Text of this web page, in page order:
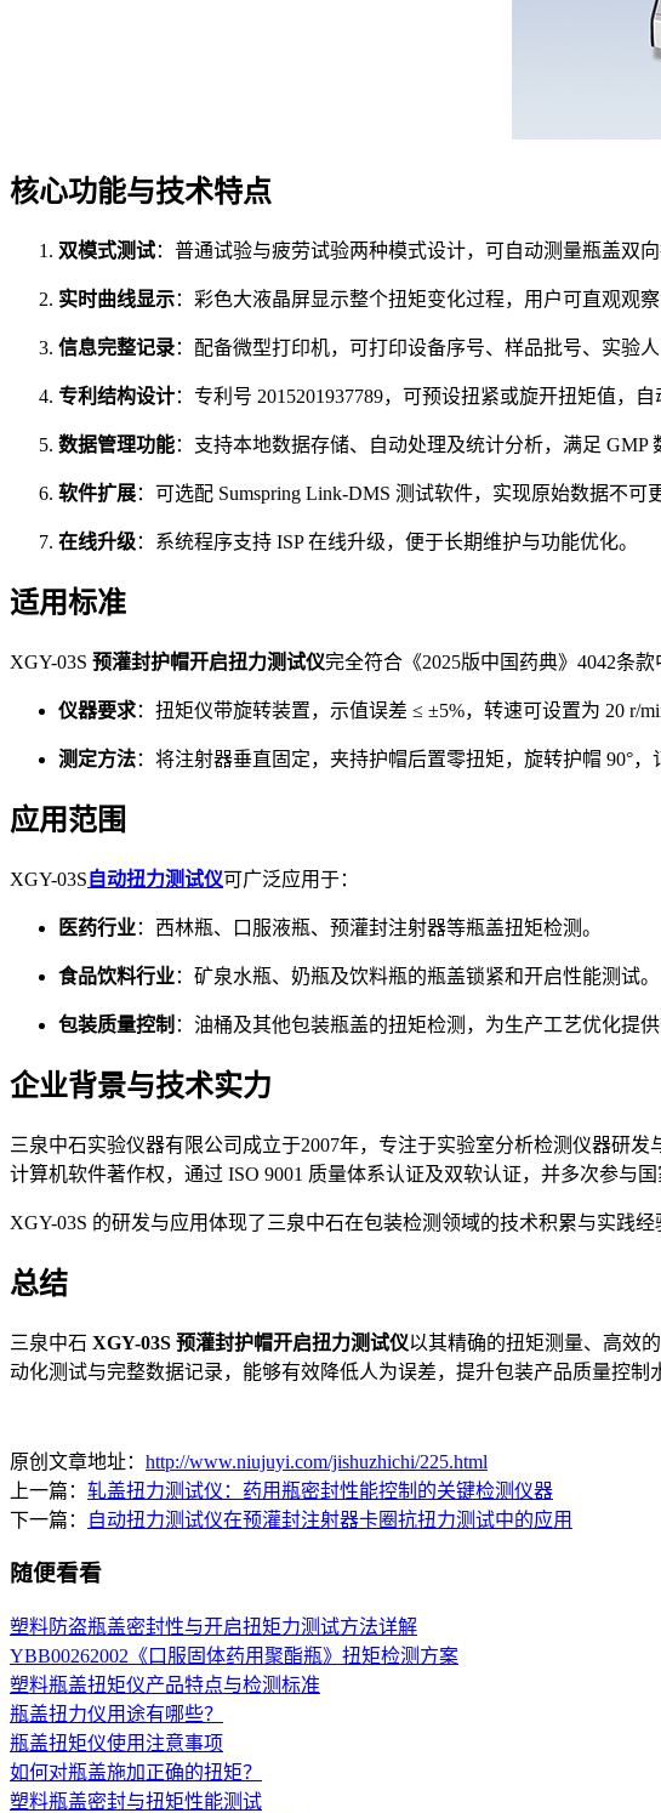
核心功能与技术特点
双模式测试：普通试验与疲劳试验两种模式设计，可自动测量瓶盖双向
实时曲线显示：彩色大液晶屏显示整个扭矩变化过程，用户可直观观察
信息完整记录：配备微型打印机，可打印设备序号、样品批号、实验
专利结构设计：专利号 2015201937789，可预设扭紧或旋开扭矩值，
数据管理功能：支持本地数据存储、自动处理及统计分析，满足 GMP
软件扩展：可选配 Sumspring Link-DMS 测试软件，实现原始数据不可
在线升级：系统程序支持 ISP 在线升级，便于长期维护与功能优化。
适用标准
XGY-03S 预灌封护帽开启扭力测试仪完全符合《2025版中国药典》4042条
仪器要求：扭矩仪带旋转装置，示值误差 ≤ ±5%，转速可设置为 20 r/
测定方法：将注射器垂直固定，夹持护帽后置零扭矩，旋转护帽 90°
应用范围
XGY-03S 自动扭力测试仪可广泛应用于：
医药行业：西林瓶、口服液瓶、预灌封注射器等瓶盖扭矩检测。
食品饮料行业：矿泉水瓶、奶瓶及饮料瓶的瓶盖锁紧和开启性能测试。
包装质量控制 ：油桶及其他包装瓶盖的扭矩检测，为生产工艺优化提供
企业背景与技术实力
三泉中石实验仪器有限公司成立于2007年，专注于实验室分析检测仪器研
计算机软件著作权，通过 ISO 9001 质量体系认证及双软认证，并多次参与国
XGY-03S 的研发与应用体现了三泉中石在包装检测领域的技术积累与实践
总结
三泉中石 XGY-03S 预灌封护帽开启扭力测试仪以其精确的扭矩测量、高效
动化测试与完整数据记录，能够有效降低人为误差，提升包装产品质量控制
原创文章地址： http://www.niujuyi.com/jishuzhichi/225.html
上一篇： 轧盖扭力测试仪：药用瓶密封性能控制的关键检测仪器
下一篇：
自动扭力测试仪在预灌封注射器卡圈抗扭力测试中的应用
随便看看
塑料防盗瓶盖密封性与开启扭矩力测试方法详解
YBB00262002《口服固体药用聚酯瓶》扭矩检测方案
塑料瓶盖扭矩仪产品特点与检测标准
瓶盖扭力仪用途有哪些？
瓶盖扭矩仪使用注意事项
如何对瓶盖施加正确的扭矩？
塑料瓶盖密封与扭矩性能测试